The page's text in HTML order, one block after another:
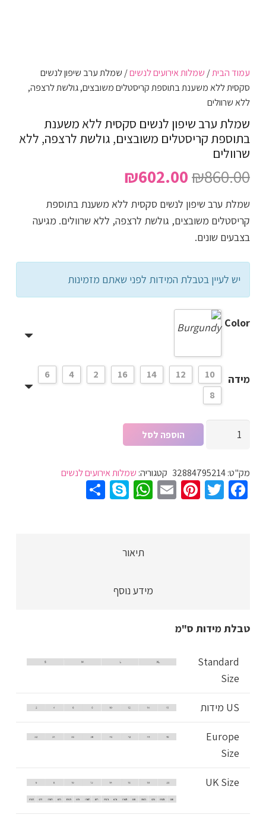
עמוד הבית/ שמלות אירועים לנשים/ שמלת ערב שיפון לנשים
סקסית ללא משענת בתוספת קריסטלים משובצים, גולשת לרצפה,
ללא שרוולים
שמלת ערב שיפון לנשים סקסית ללא משענת
בתוספת קריסטלים משובצים, גולשת לרצפה, ללא
שרוולים
₪860.00 המחיר
היה:
₪860.00.
₪602.00
הוא:
₪602.00.
שמלת ערב שיפון לנשים סקסית ללא משענת בתוספת
קריסטלים משובצים, גולשת לרצפה, ללא שרוולים. מגיעה
בצבעים שונים.
יש לעיין בטבלת המידות לפני שאתם מזמינות
Color
מידה 10
12
14
16
2
4
6
8
ערב
שיפון
גולשת
ללא
שרוולים
הוספה לסל
מק"ט:32884795214 קטגוריה: שמלות אירועים לנשים
Facebook
Twitter
Pinterest
Email
WhatsApp
Skype
תיאור
מידע נוסף
טבלת מידות ס"מ
Standard
Size
US מידות
Europe
Size
UK Size